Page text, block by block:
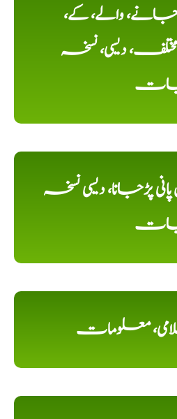
والے، کے،
دیسی، نسخہ
پڑجانا، دیسی نسخہ
معلومات